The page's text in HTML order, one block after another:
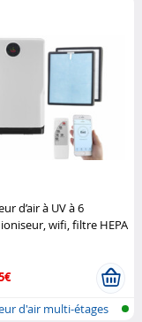
d’air à UV à 6
wifi, filtre HEPA
d'air multi-étages